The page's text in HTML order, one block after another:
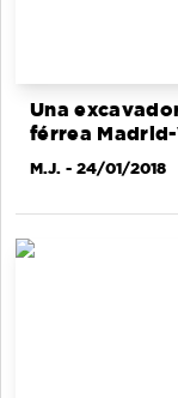
Una
férrea
M.J. - 24/01/2018